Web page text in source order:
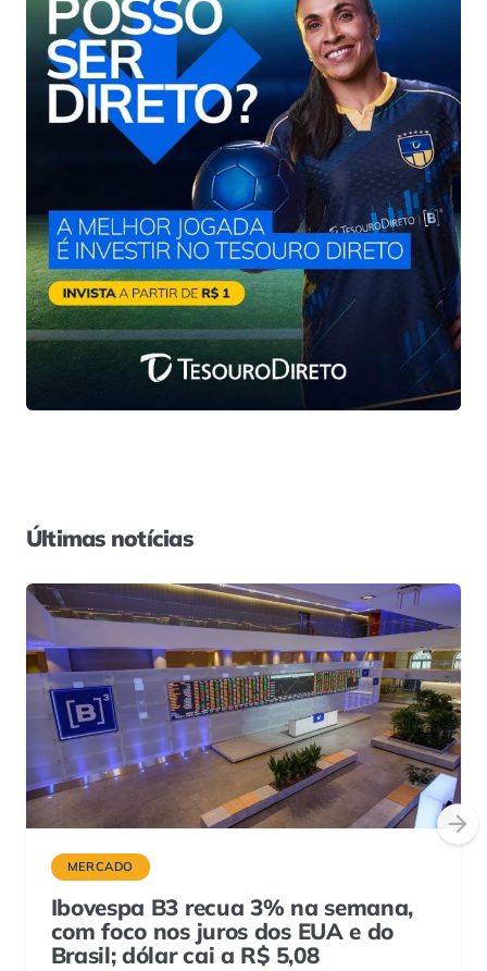
Últimas notícias
MERCADO
Ibovespa B3 recua 3% na semana,
com foco nos juros dos EUA e do
Brasil; dólar cai a R$ 5,08